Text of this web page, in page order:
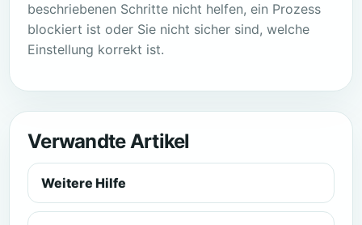
beschriebenen Schritte nicht helfen, ein Prozess
blockiert ist oder Sie nicht sicher sind, welche
Einstellung korrekt ist.
Verwandte Artikel
Weitere Hilfe